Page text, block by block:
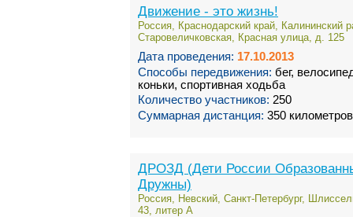
Движение - это жизнь!
Россия, Краснодарский край, Калининский
Старовеличковская, Красная улица, д. 125
Дата проведения: 17.10.2013
Способы передвижения: бег,
коньки, спортивная ходьба
Количество участников: 250
Суммарная дистанция: 350 километров
ДРОЗД (Дети России
Дружны)
Россия, Невский, Санкт-Петербург,
43, литер А